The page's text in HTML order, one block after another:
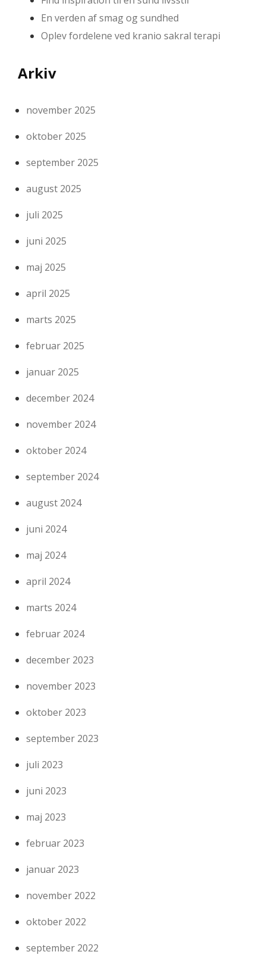
En verden af smag og sundhed
Oplev fordelene ved kranio sakral terapi
Arkiv
november 2025
oktober 2025
september 2025
august 2025
juli 2025
juni 2025
maj 2025
april 2025
marts 2025
februar 2025
januar 2025
december 2024
november 2024
oktober 2024
september 2024
august 2024
juni 2024
maj 2024
april 2024
marts 2024
februar 2024
december 2023
november 2023
oktober 2023
september 2023
juli 2023
juni 2023
maj 2023
februar 2023
januar 2023
november 2022
oktober 2022
september 2022